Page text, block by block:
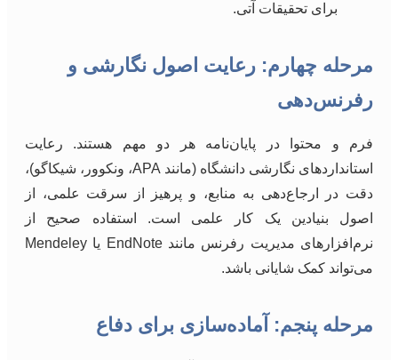
برای تحقیقات آتی.
مرحله چهارم: رعایت اصول نگارشی و
رفرنس‌دهی
فرم و محتوا در پایان‌نامه هر دو مهم هستند. رعایت
استانداردهای نگارشی دانشگاه (مانند APA، ونکوور، شیکاگو)،
دقت در ارجاع‌دهی به منابع، و پرهیز از سرقت علمی، از
اصول بنیادین یک کار علمی است. استفاده صحیح از
نرم‌افزارهای مدیریت رفرنس مانند EndNote یا Mendeley
می‌تواند کمک شایانی باشد.
مرحله پنجم: آماده‌سازی برای دفاع